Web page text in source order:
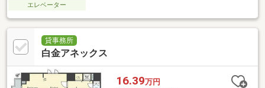
エレベーター
貸事務所
白金アネックス
16.39万円